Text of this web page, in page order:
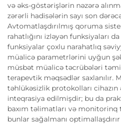
və əks-göstərişlərin nəzərə
zərərli hadisələrin sayı son
Avtomatlaşdırılmış qoruma
rahatlığını izləyən funksiyaları
funksiyalar çoxlu narahatlıq
müalicə parametrlərini uyğun
müsbət müalicə təcrübələri
terapevtik məqsədlər saxlanılır.
təhlükəsizlik protokolları
inteqrasiya edilmişdir; bu da
baxım təlimatları və
bunlar sağalmanı